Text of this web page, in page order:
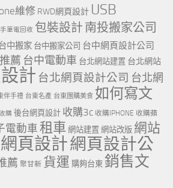
維修 RWD網頁設計 USB
筆電回收 包裝設計 南投搬家公司
中搬家 台中搬家公司 台中網頁設計公司
薦 台中電動車 台北網站建置 台北網站
計 台北網頁設計公司 台北網
伴手禮 台東名產 台東團購美食 如何寫文
購 後台網頁設計 收購3c 收購IPHONE 收購蘋
電動車租車 網站建置 網站改版 網站
網頁設計網頁設計公
薦 聚甘新 貨運 購夠台東 銷售文